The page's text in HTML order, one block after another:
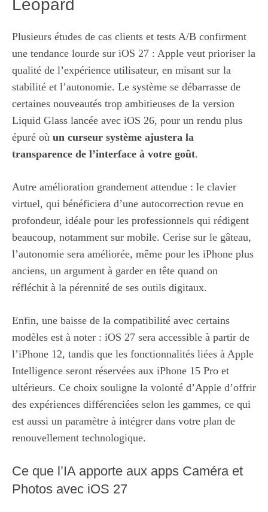
Leopard
Plusieurs études de cas clients et tests A/B confirment
une tendance lourde sur iOS 27 : Apple veut prioriser la
qualité de l’expérience utilisateur, en misant sur la
stabilité et l’autonomie. Le système se débarrasse de
certaines nouveautés trop ambitieuses de la version
Liquid Glass lancée avec iOS 26, pour un rendu plus
épuré où un curseur système ajustera la
transparence de l’interface à votre goût.
Autre amélioration grandement attendue : le clavier
virtuel, qui bénéficiera d’une autocorrection revue en
profondeur, idéale pour les professionnels qui rédigent
beaucoup, notamment sur mobile. Cerise sur le gâteau,
l’autonomie sera améliorée, même pour les iPhone plus
anciens, un argument à garder en tête quand on
réfléchit à la pérennité de ses outils digitaux.
Enfin, une baisse de la compatibilité avec certains
modèles est à noter : iOS 27 sera accessible à partir de
l’iPhone 12, tandis que les fonctionnalités liées à Apple
Intelligence seront réservées aux iPhone 15 Pro et
ultérieurs. Ce choix souligne la volonté d’Apple d’offrir
des expériences différenciées selon les gammes, ce qui
est aussi un paramètre à intégrer dans votre plan de
renouvellement technologique.
Ce que l’IA apporte aux apps Caméra et
Photos avec iOS 27